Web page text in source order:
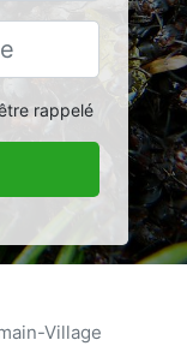
rappelé
Village